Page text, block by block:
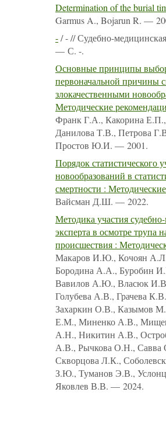
Determination of the burial
Garmus A., Bojarun R. —
-/ - // Судебно-
— С. -.
Основные принципы
первоначальной причины
злокачественными
Методические
Франк Г.А., Какорина
Данилова Т.В., Петрова
Простов Ю.И. — 2001.
Порядок статистического
новообразований в
смертности :
Вайсман Д.Ш. — 2022.
Методика участия
эксперта в осмотре трупа
происшествия :
Макаров И.Ю., Кочоян
Бородина А.А., Буробин
Вавилов А.Ю., Власюк
Голубева А.В., Грачева
Захаркин О.В., Казымов
Е.М., Миненко А.В.,
А.Н., Никитин А.В.,
А.В., Рычкова О.Н., Савва
Скворцова Л.К.,
З.Ю., Туманов Э.В.,
Яковлев В.В. — 2024.